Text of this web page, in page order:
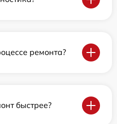
ремонта?
быстрее?